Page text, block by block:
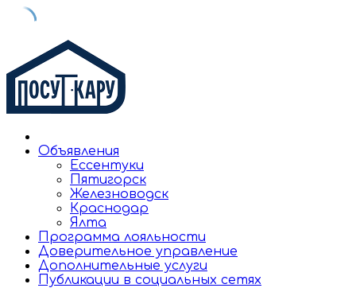
content
Объявления
Ессентуки
Пятигорск
Железноводск
Краснодар
Ялта
Программа лояльности
Доверительное управление
Дополнительные услуги
Публикации в социальных сетях